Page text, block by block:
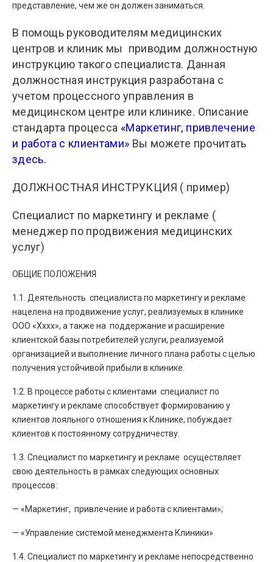
представление, чем же он должен заниматься.
В помощь руководителям медицинских
центров и клиник мы приводим должностную
инструкцию такого специалиста. Данная
должностная инструкция разработана с
учетом процессного управления в
медицинском центре или клинике. Описание
стандарта процесса «Маркетинг, привлечение
и работа с клиентами» Вы можете прочитать
здесь.
ДОЛЖНОСТНАЯ ИНСТРУКЦИЯ ( пример)
Специалист по маркетингу и рекламе (
менеджер по продвижения медицинских
услуг)
ОБЩИЕ ПОЛОЖЕНИЯ
1.1. Деятельность специалиста по маркетингу и рекламе
нацелена на продвижение услуг, реализуемых в клинике
ООО «Хххх», а также на поддержание и расширение
клиентской базы потребителей услуги, реализуемой
организацией и выполнение личного плана работы с целью
получения устойчивой прибыли в клинике.
1.2. В процессе работы с клиентами специалист по
маркетингу и рекламе способствует формированию у
клиентов лояльного отношения к Клинике, побуждает
клиентов к постоянному сотрудничеству.
1.3. Специалист по маркетингу и рекламе осуществляет
свою деятельность в рамках следующих основных
процессов:
— «Маркетинг, привлечение и работа с клиентами»;
— «Управление системой менеджмента Клиники»
1.4. Специалист по маркетингу и рекламе непосредственно